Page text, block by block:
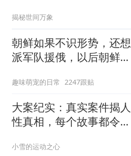
揭秘世间万象
朝鲜如果不识形势，还想
派军队援俄，以后朝鲜如
趣味萌宠的日常 2247跟贴
大案纪实：真实案件揭人
性真相，每个故事都令人
小雪的运动之心